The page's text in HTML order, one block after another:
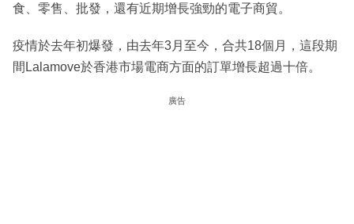
食、零售、批發，還有近期增長強勁的電子商貿。
疫情於去年初爆發，由去年3月至今，合共18個月，這段期
間Lalamove於香港市場電商方面的訂單增長超過十倍。
廣告